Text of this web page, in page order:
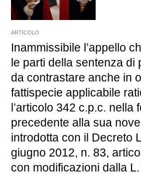
ARTICOLO
Inammissibile l’appello
le parti della sentenza di
da contrastare anche in
fattispecie applicabile
l’articolo 342 c.p.c. nella
precedente alla sua
introdotta con il Decreto
giugno 2012, n. 83,
con modificazioni dalla